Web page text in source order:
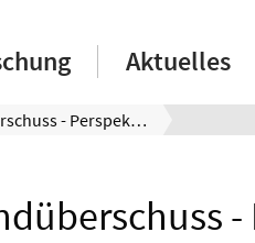
Aktuelles
Landüberschuss - Perspektiven für die Kulturlandschaft.